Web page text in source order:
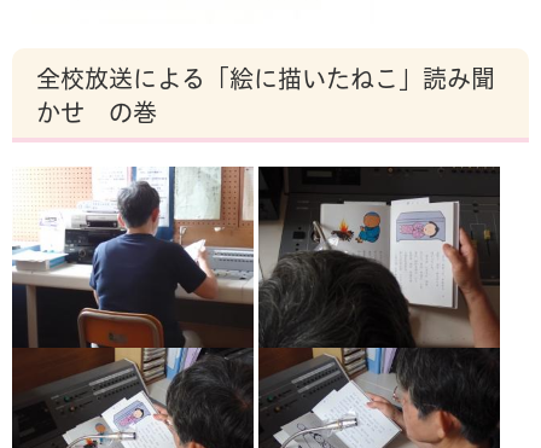
全校放送による「絵に描いたねこ」読み聞
かせ の巻